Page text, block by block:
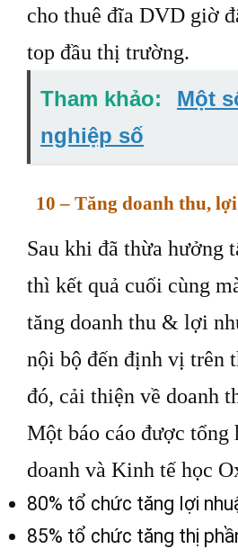
cho thuê đĩa DVD giờ
top đầu thị trường.
Tham khảo:
Một
nghiệp số
10 – Tăng doanh thu,
Sau khi đã thừa hưởng
thì kết quả cuối cùng
tăng doanh thu & lợi
nội bộ đến định vị trên
đó, cải thiện về doanh
Một báo cáo được
doanh và Kinh tế học
80% tổ chức tăng lợi
85% tổ chức tăng thị